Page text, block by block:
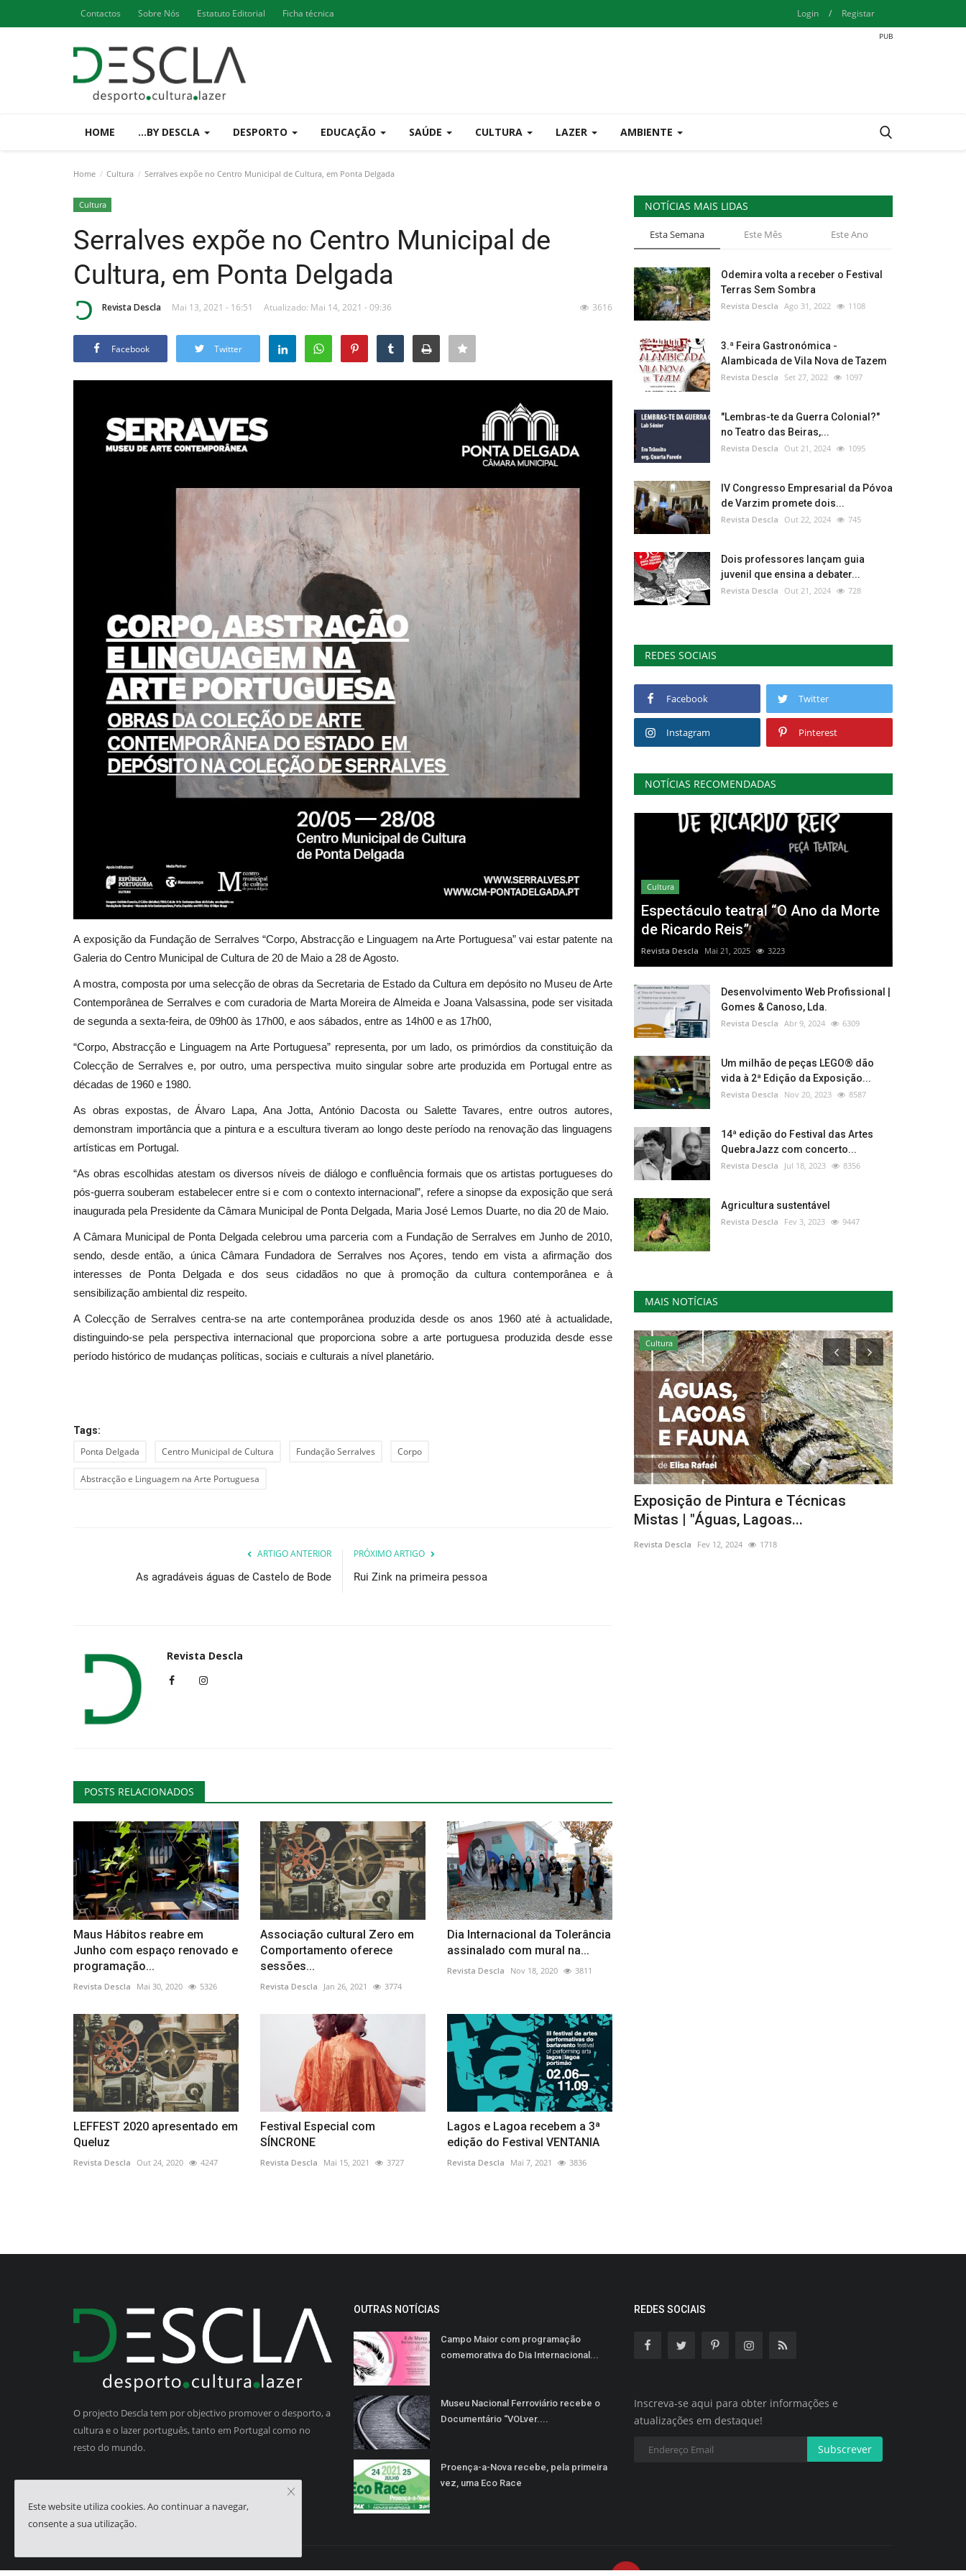
Contactos Sobre Nós Estatuto Editorial Ficha técnica Login / Registar
HOME ...BY DESCLA DESPORTO EDUCAÇÃO SAÚDE CULTURA LAZER AMBIENTE
Home Cultura Serralves expõe no Centro Municipal de Cultura, em Ponta Delgada
Cultura
Serralves expõe no Centro Municipal de
Cultura, em Ponta Delgada
Revista Descla Mai 13, 2021 - 16:51 Atualizado: Mai 14, 2021 - 09:36 3616
Facebook Twitter
A exposição da Fundação de Serralves “Corpo, Abstracção e Linguagem na Arte Portuguesa” vai estar patente na
Galeria do Centro Municipal de Cultura de 20 de Maio a 28 de Agosto.
A mostra, composta por uma selecção de obras da Secretaria de Estado da Cultura em depósito no Museu de Arte
Contemporânea de Serralves e com curadoria de Marta Moreira de Almeida e Joana Valsassina, pode ser visitada
de segunda a sexta-feira, de 09h00 às 17h00, e aos sábados, entre as 14h00 e as 17h00,
“Corpo, Abstracção e Linguagem na Arte Portuguesa” representa, por um lado, os primórdios da constituição da
Colecção de Serralves e, por outro, uma perspectiva muito singular sobre arte produzida em Portugal entre as
décadas de 1960 e 1980.
As obras expostas, de Álvaro Lapa, Ana Jotta, António Dacosta ou Salette Tavares, entre outros autores,
demonstram importância que a pintura e a escultura tiveram ao longo deste período na renovação das linguagens
artísticas em Portugal.
“As obras escolhidas atestam os diversos níveis de diálogo e confluência formais que os artistas portugueses do
pós-guerra souberam estabelecer entre si e com o contexto internacional”, refere a sinopse da exposição que será
inaugurada pela Presidente da Câmara Municipal de Ponta Delgada, Maria José Lemos Duarte, no dia 20 de Maio.
A Câmara Municipal de Ponta Delgada celebrou uma parceria com a Fundação de Serralves em Junho de 2010,
sendo, desde então, a única Câmara Fundadora de Serralves nos Açores, tendo em vista a afirmação dos
interesses de Ponta Delgada e dos seus cidadãos no que à promoção da cultura contemporânea e à
sensibilização ambiental diz respeito.
A Colecção de Serralves centra-se na arte contemporânea produzida desde os anos 1960 até à actualidade,
distinguindo-se pela perspectiva internacional que proporciona sobre a arte portuguesa produzida desde esse
período histórico de mudanças políticas, sociais e culturais a nível planetário.
Tags:
Ponta Delgada Centro Municipal de Cultura Fundação Serralves Corpo
Abstracção e Linguagem na Arte Portuguesa
ARTIGO ANTERIOR
As agradáveis águas de Castelo de Bode
PRÓXIMO ARTIGO
Rui Zink na primeira pessoa
Revista Descla
POSTS RELACIONADOS
Maus Hábitos reabre em
Junho com espaço renovado e
programação...
Revista Descla Mai 30, 2020 5326
Associação cultural Zero em
Comportamento oferece
sessões...
Revista Descla Jan 26, 2021 3774
Dia Internacional da Tolerância
assinalado com mural na...
Revista Descla Nov 18, 2020 3811
LEFFEST 2020 apresentado em
Queluz
Revista Descla Out 24, 2020 4247
Festival Especial com
SÍNCRONE
Revista Descla Mai 15, 2021 3727
Lagos e Lagoa recebem a 3ª
edição do Festival VENTANIA
Revista Descla Mai 7, 2021 3836
NOTÍCIAS MAIS LIDAS
Esta Semana Este Mês Este Ano
Odemira volta a receber o Festival
Terras Sem Sombra
Revista Descla Ago 31, 2022 1108
3.ª Feira Gastronómica -
Alambicada de Vila Nova de Tazem
Revista Descla Set 27, 2022 1097
"Lembras-te da Guerra Colonial?"
no Teatro das Beiras,...
Revista Descla Out 21, 2024 1095
IV Congresso Empresarial da Póvoa
de Varzim promete dois...
Revista Descla Out 22, 2024 745
Dois professores lançam guia
juvenil que ensina a debater...
Revista Descla Out 21, 2024 728
REDES SOCIAIS
Facebook Twitter
Instagram Pinterest
NOTÍCIAS RECOMENDADAS
Cultura
Espectáculo teatral “O Ano da Morte
de Ricardo Reis”
Revista Descla Mai 21, 2025 3223
Desenvolvimento Web Profissional |
Gomes & Canoso, Lda.
Revista Descla Abr 9, 2024 6309
Um milhão de peças LEGO® dão
vida à 2ª Edição da Exposição...
Revista Descla Nov 20, 2023 8587
14ª edição do Festival das Artes
QuebraJazz com concerto...
Revista Descla Jul 18, 2023 8356
Agricultura sustentável
Revista Descla Fev 3, 2023 9447
MAIS NOTÍCIAS
Cultura Cultura Cultura
Exposição de Pintura e Técnicas
Mistas | "Águas, Lagoas...
Revista Descla Fev 12, 2024 1718
O projecto Descla tem por objectivo promover o desporto, a
cultura e o lazer português, tanto em Portugal como no
resto do mundo.
OUTRAS NOTÍCIAS
Campo Maior com programação
comemorativa do Dia Internacional...
Museu Nacional Ferroviário recebe o
Documentário “VOLver....
Proença-a-Nova recebe, pela primeira
vez, uma Eco Race
REDES SOCIAIS
Inscreva-se aqui para obter informações e
atualizações em destaque!
Subscrever
Este website utiliza cookies. Ao continuar a navegar,
consente a sua utilização.